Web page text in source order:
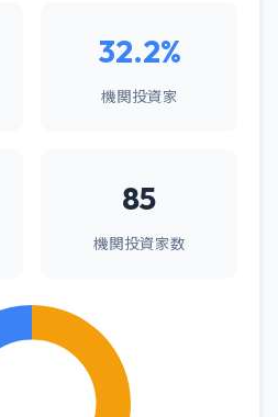
32.2%
機関投資家
85
機関投資家数